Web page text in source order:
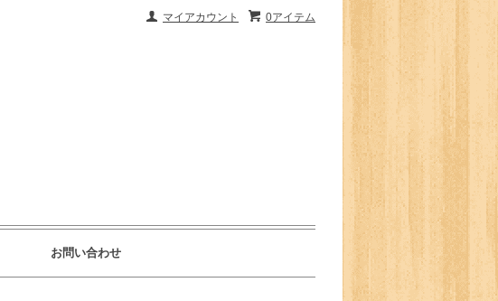
0アイテム
マイアカウント
お問い合わせ